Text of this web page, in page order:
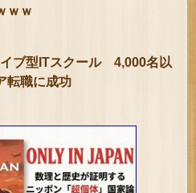
ｗｗ
イブ型ITスクール 4,000名以
転職に成功